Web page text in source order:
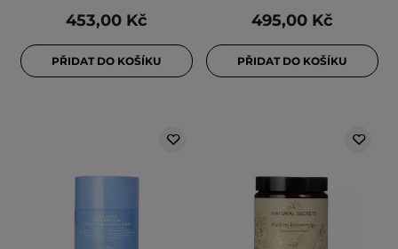
453,00 Kč
PŘIDAT DO KOŠÍKU
495,00 Kč
PŘIDAT DO KOŠÍKU